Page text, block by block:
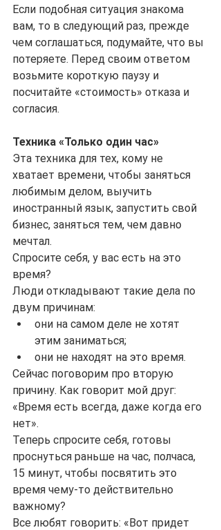
Если подобная ситуация знакома
вам, то в следующий раз, прежде
чем соглашаться, подумайте, что вы
потеряете. Перед своим ответом
возьмите короткую паузу и
посчитайте «стоимость» отказа и
согласия.
Техника «Только один час»
Эта техника для тех, кому не
хватает времени, чтобы заняться
любимым делом, выучить
иностранный язык, запустить свой
бизнес, заняться тем, чем давно
мечтал.
Спросите себя, у вас есть на это
время?
Люди откладывают такие дела по
двум причинам:
они на самом деле не хотят
этим заниматься;
они не находят на это время.
Сейчас поговорим про вторую
причину. Как говорит мой друг:
«Время есть всегда, даже когда его
нет».
Теперь спросите себя, готовы
проснуться раньше на час, полчаса,
15 минут, чтобы посвятить это
время чему-то действительно
важному?
Все любят говорить: «Вот придет